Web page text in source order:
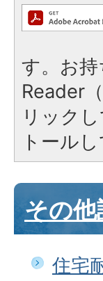
す。お
Reader
リック
トール
その他
住宅